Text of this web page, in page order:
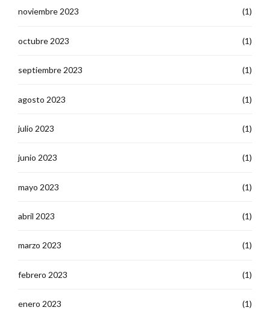
noviembre 2023 (1)
octubre 2023 (1)
septiembre 2023 (1)
agosto 2023 (1)
julio 2023 (1)
junio 2023 (1)
mayo 2023 (1)
abril 2023 (1)
marzo 2023 (1)
febrero 2023 (1)
enero 2023 (1)